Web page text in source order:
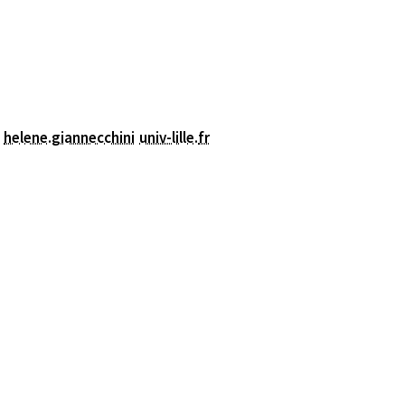
helene.giannecchini univ-lille.fr